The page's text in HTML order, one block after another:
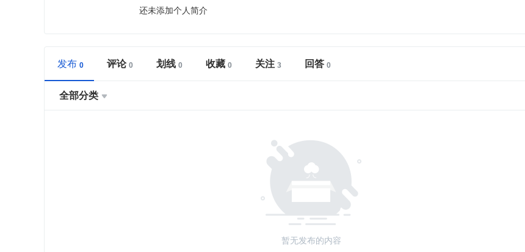
还未添加个人简介
发布 评论 划线 收藏 关注 回答
全部分类 
暂无发布的内容